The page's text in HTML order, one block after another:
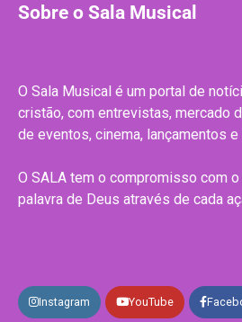
Sobre o Sala Musical
O Sala Musical é um portal de
cristão, com entrevistas, mercado
de eventos, cinema, lançamentos e
O SALA tem o compromisso com
palavra de Deus através de cada
Instagram YouTube